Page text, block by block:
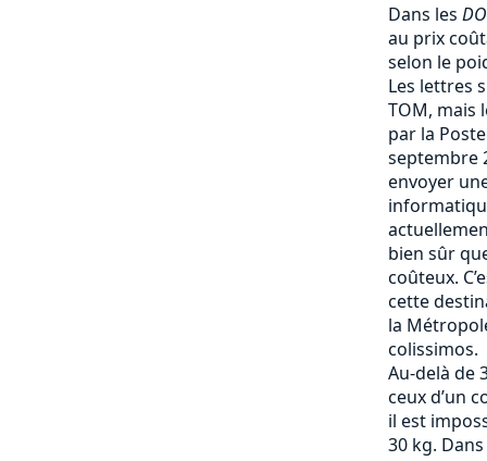
Dans les
au prix
selon le
Les lettres
TOM, mais
par la
septembre
envoyer
bien sûr
coûteux.
cette
la
colissimos.
Au-delà de
ceux d’un
il est
30 kg.